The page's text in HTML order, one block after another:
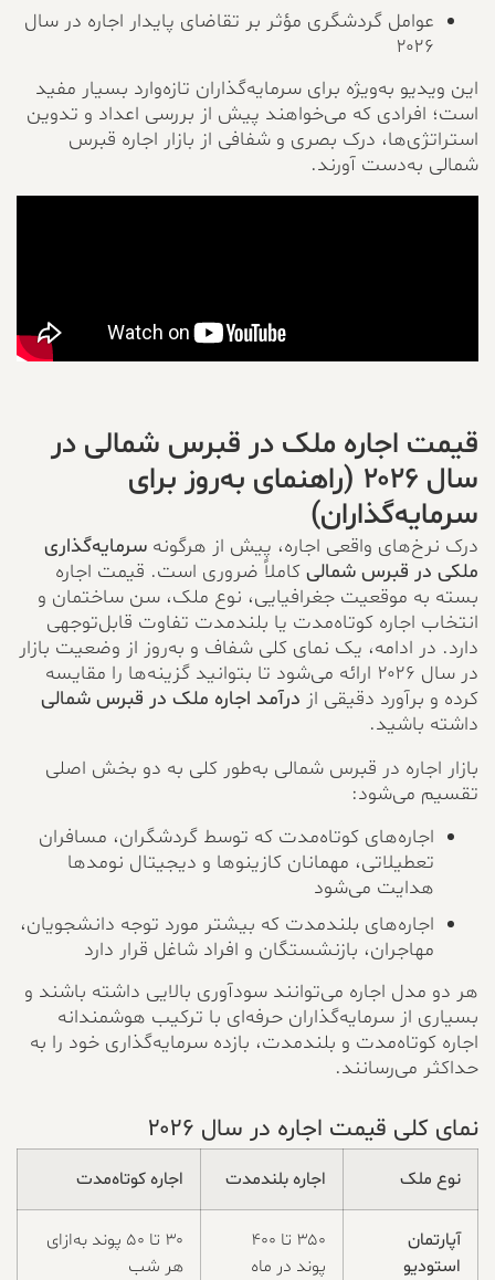
عوامل گردشگری مؤثر بر تقاضای پایدار اجاره در سال
۲۰۲۶
این ویدیو به‌ویژه برای سرمایه‌گذاران تازه‌وارد بسیار مفید
است؛ افرادی که می‌خواهند پیش از بررسی اعداد و تدوین
استراتژی‌ها، درک بصری و شفافی از بازار اجاره قبرس
شمالی به‌دست آورند.
قیمت اجاره ملک در قبرس شمالی در
سال ۲۰۲۶ (راهنمای به‌روز برای
سرمایه‌گذاران)
درک نرخ‌های واقعی اجاره، پیش از هرگونه سرمایه‌گذاری
ملکی در قبرس شمالیکاملاً ضروری است. قیمت اجاره
بسته به موقعیت جغرافیایی، نوع ملک، سن ساختمان و
انتخاب اجاره کوتاه‌مدت یا بلندمدت تفاوت قابل‌توجهی
دارد. در ادامه، یک نمای کلی شفاف و به‌روز از وضعیت بازار
در سال ۲۰۲۶ ارائه می‌شود تا بتوانید گزینه‌ها را مقایسه
کرده و برآورد دقیقی از درآمد اجاره ملک در قبرس شمالی
داشته باشید.
بازار اجاره در قبرس شمالی به‌طور کلی به دو بخش اصلی
تقسیم می‌شود:
اجاره‌های کوتاه‌مدت که توسط گردشگران، مسافران
تعطیلاتی، مهمانان کازینوها و دیجیتال نومدها
هدایت می‌شود
اجاره‌های بلندمدت که بیشتر مورد توجه دانشجویان،
مهاجران، بازنشستگان و افراد شاغل قرار دارد
هر دو مدل اجاره می‌توانند سودآوری بالایی داشته باشند و
بسیاری از سرمایه‌گذاران حرفه‌ای با ترکیب هوشمندانه
اجاره کوتاه‌مدت و بلندمدت، بازده سرمایه‌گذاری خود را به
حداکثر می‌رسانند.
نمای کلی قیمت اجاره در سال ۲۰۲۶
نوع ملک اجاره بلندمدت اجاره کوتاه‌مدت
آپارتمان
استودیو
۳۵۰ تا ۴۰۰
پوند در ماه
۳۰ تا ۵۰ پوند به‌ازای
هر شب